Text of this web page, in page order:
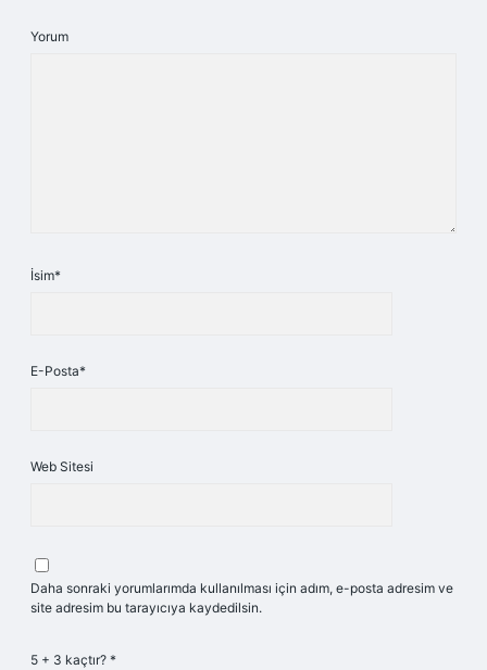
Yorum
İsim*
E-Posta*
Web Sitesi
Daha sonraki yorumlarımda kullanılması için adım, e-posta adresim ve
site adresim bu tarayıcıya kaydedilsin.
5 + 3 kaçtır? *